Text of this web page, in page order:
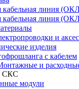
кабельная линия
кабельная линия
и
изделия
с кабелем
и
СКС
модули